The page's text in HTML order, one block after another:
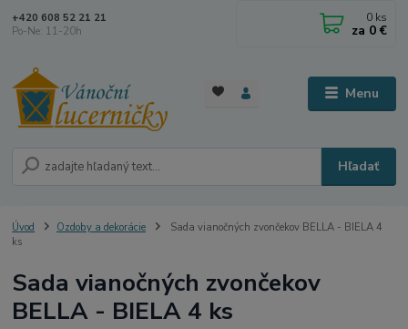
Menu
Hľadať
+420 608 52 21 21
Po-Ne: 11-20h
0 ks
za 0 €
Úvod Ozdoby a dekorácie
Sada vianočných zvončekov BELLA - BIELA ​​4
ks
Sada vianočných zvončekov
BELLA - BIELA ​​4 ks